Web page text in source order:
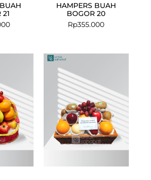
HAMPERS BUAH
BOGOR 20
Rp355.000